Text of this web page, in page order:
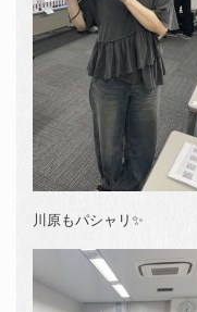
川原もパシャリ✨